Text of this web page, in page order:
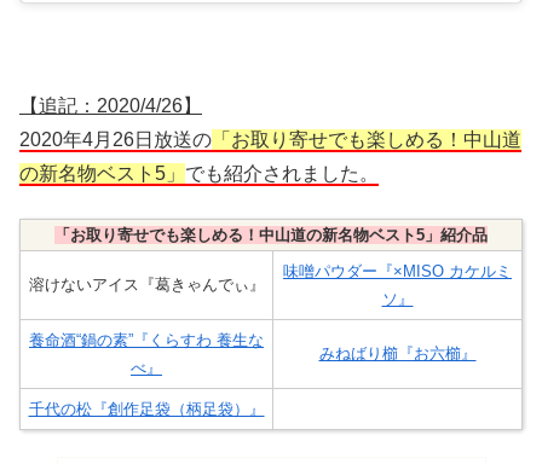
【追記：2020/4/26】
2020年4月26日放送の 「お取り寄せでも楽しめる！中山道
の新名物ベスト5」 でも紹介されました。
「お取り寄せでも楽しめる！中山道の新名物ベスト5」紹介品
溶けないアイス『葛きゃんでぃ』
味噌パウダー『×MISO カケルミ
ソ』
養命酒“鍋の素”『くらすわ 養生な
べ』
みねばり櫛『お六櫛』
千代の松『創作足袋（柄足袋）』